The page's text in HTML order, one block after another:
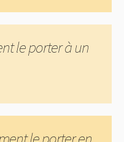
le porter à un